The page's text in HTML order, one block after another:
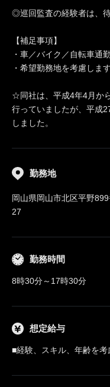
◎巡回監査の経験者は、
【補足事項】
・車／バイク／自転車通
・希望勤務地を考慮しま
☆同社は、平成4年4月か
行っていましたが、平成
しました。
勤務地
岡山県岡山市北区平野
27
勤務時間
8時30分～17時30分
想定給与
■経験、スキル、年齢を